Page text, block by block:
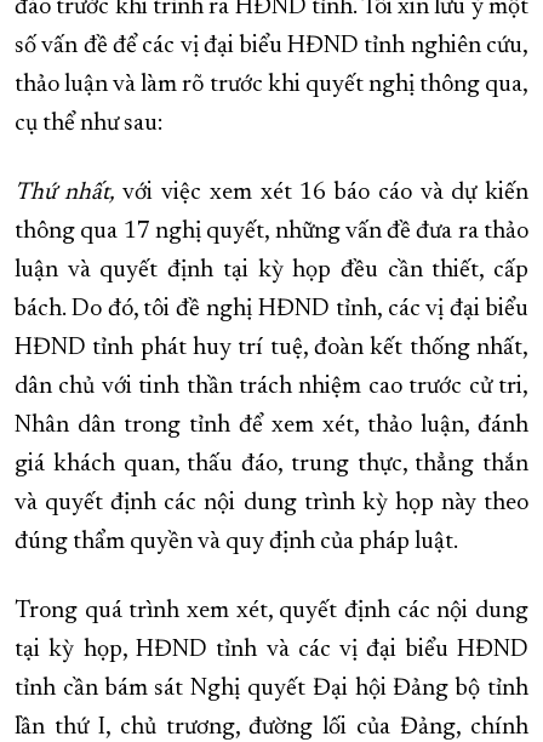
đáo trước khi trình ra HĐND tỉnh. Tôi xin lưu ý một
số vấn đề để các vị đại biểu HĐND tỉnh nghiên cứu,
thảo luận và làm rõ trước khi quyết nghị thông qua,
cụ thể như sau:
Thứ nhất, với việc xem xét 16 báo cáo và dự kiến
thông qua 17 nghị quyết, những vấn đề đưa ra thảo
luận và quyết định tại kỳ họp đều cần thiết, cấp
bách. Do đó, tôi đề nghị HĐND tỉnh, các vị đại biểu
HĐND tỉnh phát huy trí tuệ, đoàn kết thống nhất,
dân chủ với tinh thần trách nhiệm cao trước cử tri,
Nhân dân trong tỉnh để xem xét, thảo luận, đánh
giá khách quan, thấu đáo, trung thực, thẳng thắn
và quyết định các nội dung trình kỳ họp này theo
đúng thẩm quyền và quy định của pháp luật.
Trong quá trình xem xét, quyết định các nội dung
tại kỳ họp, HĐND tỉnh và các vị đại biểu HĐND
tỉnh cần bám sát Nghị quyết Đại hội Đảng bộ tỉnh
lần thứ I, chủ trương, đường lối của Đảng, chính